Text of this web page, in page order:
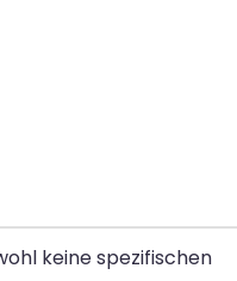
keine spezifischen